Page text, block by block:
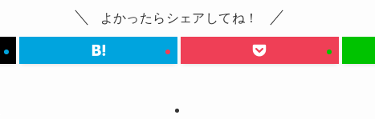
よかったらシェアしてね！